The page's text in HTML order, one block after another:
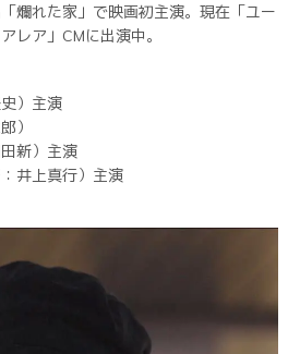
爛れた家」で映画初主演。現在「ユー
レア」CMに出演中。
）主演
）
新）主演
井上真行）主演